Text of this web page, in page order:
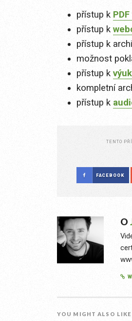
přístup k
přístup k
přístup k
možnost
přístup k
kompletní
přístup k
TENTO
FACEBOOK
O
YOU MIGHT ALSO LIKE